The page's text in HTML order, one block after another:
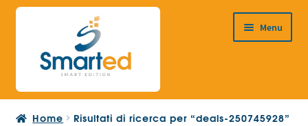
Vai
navigazione
Vai
contenuto
Menu
HOME
Home Risultati di ricerca per “deals-250745928”